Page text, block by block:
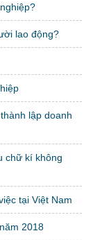
lao động?
lập doanh
chữ kí không
tại Việt Nam
2018